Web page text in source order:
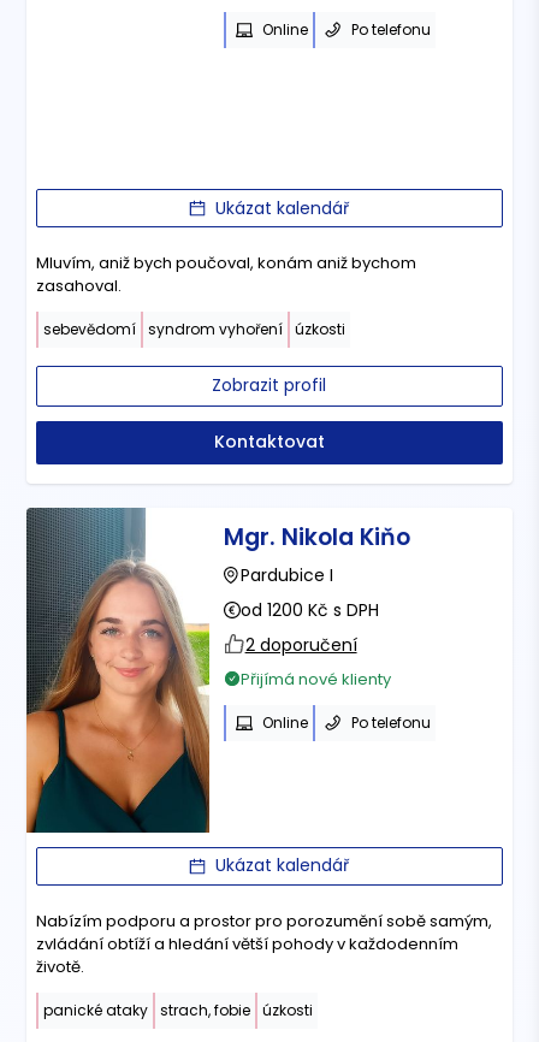
Online Po telefonu
Ukázat kalendář
Mluvím, aniž bych poučoval, konám aniž bychom
zasahoval.
sebevědomí syndrom vyhoření úzkosti
Zobrazit profil
Kontaktovat
Mgr. Nikola Kiňo
Pardubice I
od 1200 Kč s DPH
2 doporučení
Přijímá nové klienty
Online Po telefonu
Ukázat kalendář
Nabízím podporu a prostor pro porozumění sobě samým,
zvládání obtíží a hledání větší pohody v každodenním
životě.
panické ataky strach, fobie úzkosti